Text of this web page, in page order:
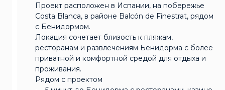
Проект расположен в Испании, на побережье
Costa Blanca, в районе Balcón de Finestrat, рядом
с Бенидормом.
Локация сочетает близость к пляжам,
ресторанам и развлечениям Бенидорма с более
приватной и комфортной средой для отдыха и
проживания.
Рядом с проектом